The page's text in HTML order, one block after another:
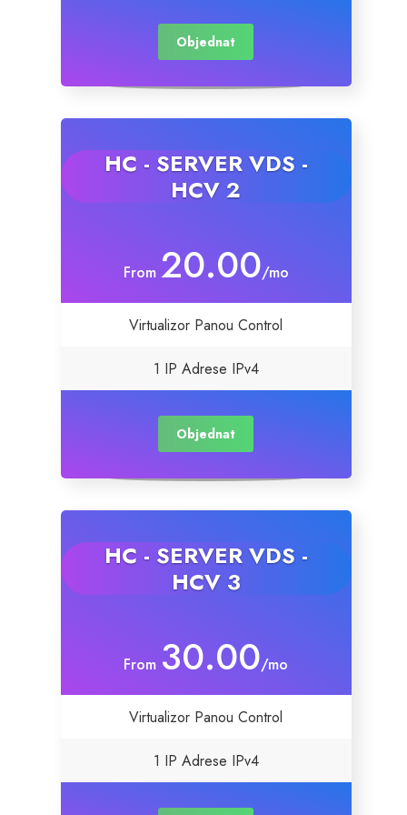
Licente cPanel WHM
Licente WHMSonic
Aplicatii Mobil
E-mail Services
Website Security
Website Backup
Objednat
HC - SERVER VDS -
HCV 2
From 20.00/mo
Virtualizor Panou Control
1 IP Adrese IPv4
Objednat
HC - SERVER VDS -
HCV 3
From 30.00/mo
Virtualizor Panou Control
1 IP Adrese IPv4